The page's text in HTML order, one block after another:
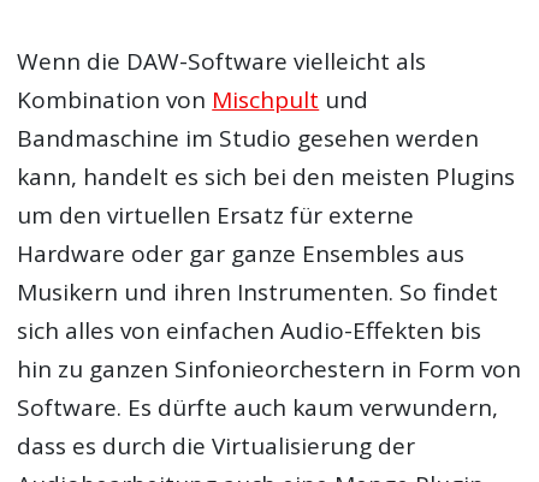
Wenn die DAW-Software vielleicht als
Kombination von Mischpult und
Bandmaschine im Studio gesehen werden
kann, handelt es sich bei den meisten Plugins
um den virtuellen Ersatz für externe
Hardware oder gar ganze Ensembles aus
Musikern und ihren Instrumenten. So findet
sich alles von einfachen Audio-Effekten bis
hin zu ganzen Sinfonieorchestern in Form von
Software. Es dürfte auch kaum verwundern,
dass es durch die Virtualisierung der